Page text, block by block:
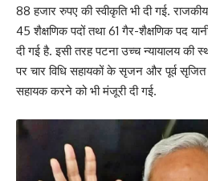
88 हजार रुपए की स्वीकृति भी दी गई.
45 शैक्षणिक पदों तथा 61 गैर-शैक्षणिक पद
दी गई है. इसी तरह पटना उच्च न्यायालय की
पर चार विधि सहायकों के सृजन और पूर्व सृजित
सहायक करने को भी मंजूरी दी गई.